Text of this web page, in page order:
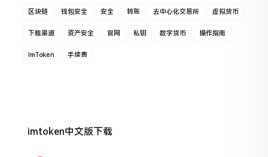
区块链 钱包安全 安全 转账 去中心化交易所 虚拟货币
下载渠道 资产安全 官网 私钥 数字货币 操作指南
ImToken 手续费
imtoken中文版下载